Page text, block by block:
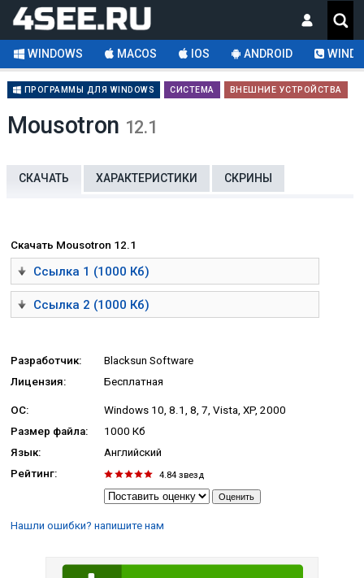
WINDOWS MACOS IOS ANDROID
ПРОГРАММЫ ДЛЯ WINDOWS СИСТЕМА ВНЕШНИЕ УСТРОЙСТВА
Mousotron 12.1
СКАЧАТЬ ХАРАКТЕРИСТИКИ СКРИНЫ
Скачать Mousotron 12.1
Ссылка 1 (1000 Кб)
Ссылка 2 (1000 Кб)
Разработчик:
Blacksun Software
Лицензия:
Бесплатная
ОС:
Windows 10, 8.1, 8, 7, Vista, XP, 2000
Размер файла:
1000 Кб
Язык:
Английский
Рейтинг:
4.84 звезд
Нашли ошибки? напишите нам